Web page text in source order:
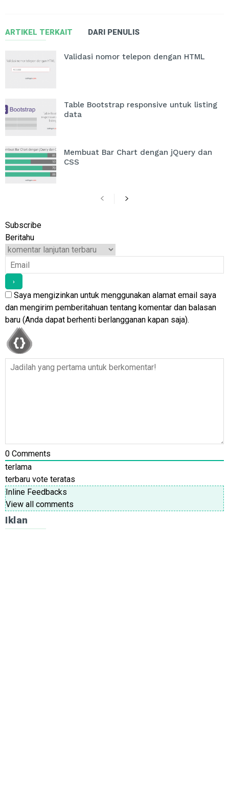
ARTIKEL TERKAIT DARI PENULIS
Validasi nomor telepon dengan HTML
Table Bootstrap responsive untuk listing
data
Membuat Bar Chart dengan jQuery dan
CSS
Subscribe
Beritahu
Saya mengizinkan untuk menggunakan alamat email saya
dan mengirim pemberitahuan tentang komentar dan balasan
baru (Anda dapat berhenti berlangganan kapan saja).
0 Comments
terlama
terbaru vote teratas
Inline Feedbacks
View all comments
Iklan